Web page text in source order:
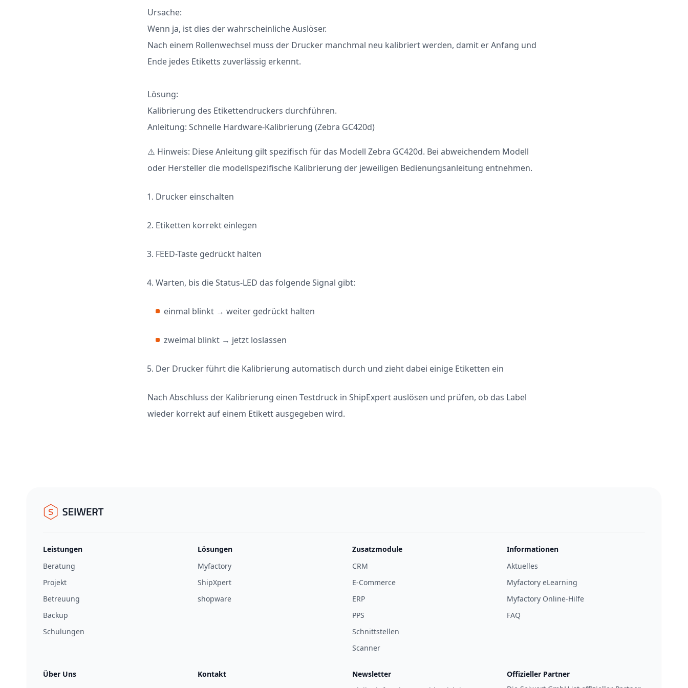
Ursache:
Wenn ja, ist dies der wahrscheinliche Auslöser.
Nach einem Rollenwechsel muss der Drucker manchmal neu kalibriert werden, damit er Anfang und
Ende jedes Etiketts zuverlässig erkennt.
Lösung:
Kalibrierung des Etikettendruckers durchführen.
Anleitung: Schnelle Hardware-Kalibrierung (Zebra GC420d)
⚠️ Hinweis: Diese Anleitung gilt spezifisch für das Modell Zebra GC420d. Bei abweichendem Modell
oder Hersteller die modellspezifische Kalibrierung der jeweiligen Bedienungsanleitung entnehmen.
Drucker einschalten
Etiketten korrekt einlegen
FEED-Taste gedrückt halten
Warten, bis die Status-LED das folgende Signal gibt:
einmal blinkt → weiter gedrückt halten
zweimal blinkt → jetzt loslassen
Der Drucker führt die Kalibrierung automatisch durch und zieht dabei einige Etiketten ein
Nach Abschluss der Kalibrierung einen Testdruck in ShipExpert auslösen und prüfen, ob das Label
wieder korrekt auf einem Etikett ausgegeben wird.
Seiwert GmbH
Leistungen
Beratung
Projekt
Betreuung
Backup
Schulungen
Lösungen
Myfactory
ShipXpert
shopware
Zusatzmodule
CRM
E-Commerce
ERP
PPS
Schnittstellen
Scanner
Informationen
Aktuelles
Myfactory eLearning
Myfactory Online-Hilfe
FAQ
Über Uns
Kontakt
Newsletter
Offizieller Partner